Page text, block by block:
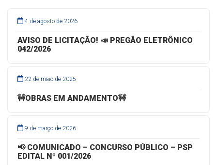
4 de agosto de 2026
AVISO DE LICITAÇÃO! 📣 PREGÃO ELETRÔNICO
042/2026
22 de maio de 2025
🚧OBRAS EM ANDAMENTO🚧
9 de março de 2026
📢 COMUNICADO – CONCURSO PÚBLICO – PSP
EDITAL Nº 001/2026